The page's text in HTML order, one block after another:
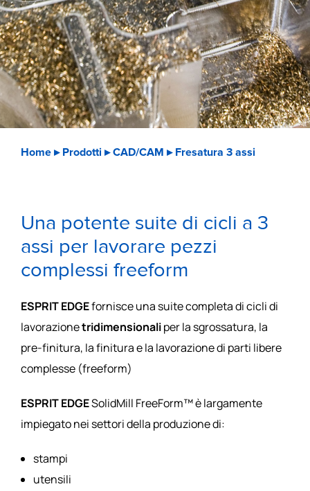
Home ▸ Prodotti ▸CAD/CAM ▸ Fresatura 3 assi
Una potente suite di cicli a 3
assi per lavorare pezzi
complessi freeform
ESPRIT EDGEfornisce una suite completa di cicli di
lavorazionetridimensionaliper la sgrossatura, la
pre-finitura, la finitura e la lavorazione di parti libere
complesse (freeform)
ESPRIT EDGESolidMill FreeForm™ è largamente
impiegato nei settori della produzione di:
stampi
utensili